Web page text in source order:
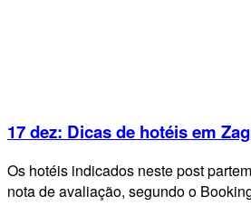
17 dez: Dicas de hotéis em
Os hotéis indicados neste post
nota de avaliação, segundo o